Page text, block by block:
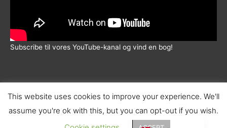
Subscribe til vores YouTube-kanal og vind en bog!
© 2026 |Wadskjær Forlag| info@wadskjaerforlag.dk |
Handelsbetingelser |Fortrolighedspolitik
This website uses cookies to improve your experience. We'll
assume you're ok with this, but you can opt-out if you wish.
English (UK)